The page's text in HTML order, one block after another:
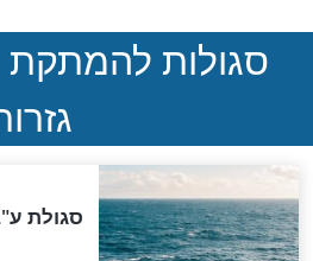
ההסכם
ואיראן: בלי
סימני שאלה
המסמך
במרתפי